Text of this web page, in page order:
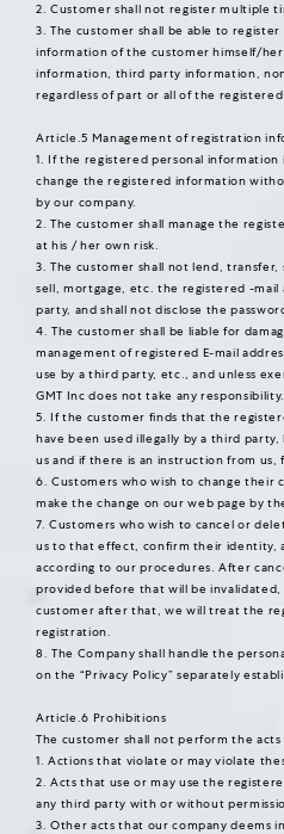
2. Customer shall not register multiple
3. The customer shall be able to
information of the customer himself/
information, third party information,
regardless of part or all of the
Article.5 Management of registration
1. If the registered personal information
change the registered information
by our company.
2. The customer shall manage the
at his / her own risk.
3. The customer shall not lend,
sell, mortgage, etc. the registered -mail
party, and shall not disclose the
4. The customer shall be liable for
management of registered E-mail
use by a third party, etc., and unless
GMT Inc does not take any responsibility.
5. If the customer finds that the
have been used illegally by a third
us and if there is an instruction from us,
6. Customers who wish to change their
make the change on our web page by
7. Customers who wish to cancel or
us to that effect, confirm their identity,
according to our procedures. After
provided before that will be invalidated,
customer after that, we will treat the
registration.
8. The Company shall handle the
on the “Privacy Policy” separately
Article.6 Prohibitions
The customer shall not perform the
1. Actions that violate or may violate
2. Acts that use or may use the
any third party with or without
3. Other acts that our company deems